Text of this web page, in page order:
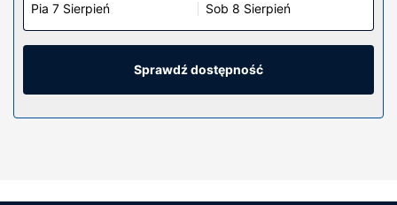
Pozostałe udogodnienia
Udogodnienia na miejscu to bezpłatne parkowanie
Pia 7 Sierpień Sob 8 Sierpień
Sprawdź dostępność